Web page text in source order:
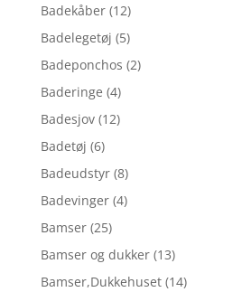
Badekåber (12)
Badelegetøj (5)
Badeponchos (2)
Baderinge (4)
Badesjov (12)
Badetøj (6)
Badeudstyr (8)
Badevinger (4)
Bamser (25)
Bamser og dukker (13)
Bamser,Dukkehuset (14)